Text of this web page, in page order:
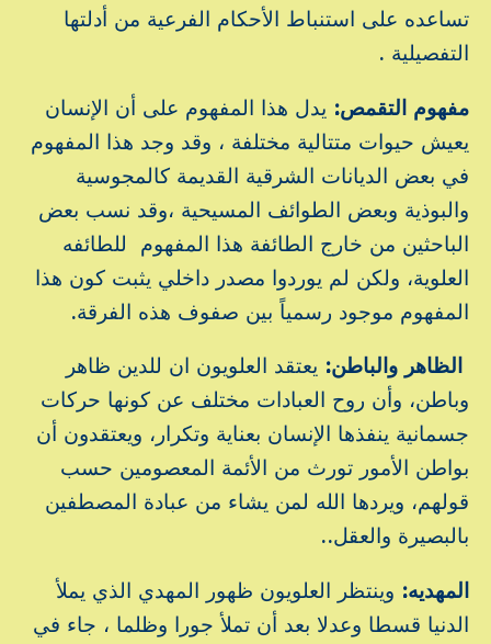
تساعده على استنباط الأحكام الفرعية من أدلتها
التفصيلية .
مفهوم التقمص: يدل هذا المفهوم على أن الإنسان
يعيش حيوات متتالية مختلفة ، وقد وجد هذا المفهوم
في بعض الديانات الشرقية القديمة كالمجوسية
والبوذية وبعض الطوائف المسيحية ،وقد نسب بعض
الباحثين من خارج الطائفة هذا المفهوم للطائفه
العلوية، ولكن لم يوردوا مصدر داخلي يثبت كون هذا
المفهوم موجود رسمياً بين صفوف هذه الفرقة.
الظاهر والباطن: يعتقد العلويون ان للدين ظاهر
وباطن، وأن روح العبادات مختلف عن كونها حركات
جسمانية ينفذها الإنسان بعناية وتكرار، ويعتقدون أن
بواطن الأمور تورث من الأئمة المعصومين حسب
قولهم، ويردها الله لمن يشاء من عبادة المصطفين
بالبصيرة والعقل..
المهديه: وينتظر العلويون ظهور المهدي الذي يملأ
الدنيا قسطا وعدلا بعد أن تملأ جورا وظلما ، جاء في